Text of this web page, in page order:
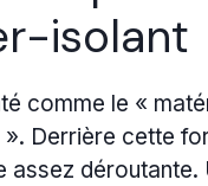
isolant
comme le «
Derrière cette
assez déroutante.